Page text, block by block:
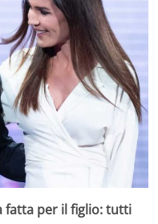
fatta per il figlio: tutti